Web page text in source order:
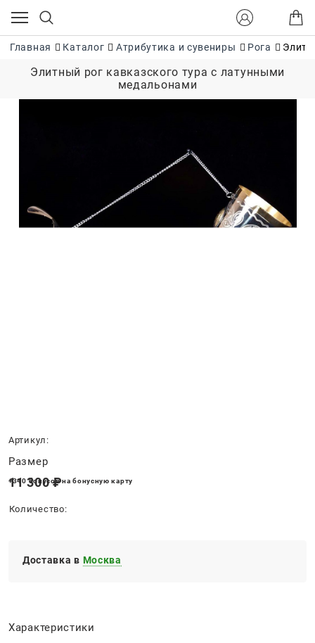
Главная Каталог Атрибутика и сувениры Рога
Элитный рог кавказского тура c латунными
медальонами
Артикул:
Размер
11 300 ₽
+340 бонусов на бонусную карту
Количество:
Доставка в Москва
Характеристики